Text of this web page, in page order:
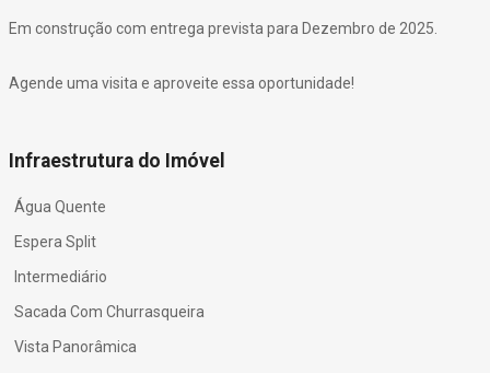
Em construção com entrega prevista para Dezembro de 2025.
Agende uma visita e aproveite essa oportunidade!
Infraestrutura do Imóvel
Água Quente
Espera Split
Intermediário
Sacada Com Churrasqueira
Vista Panorâmica